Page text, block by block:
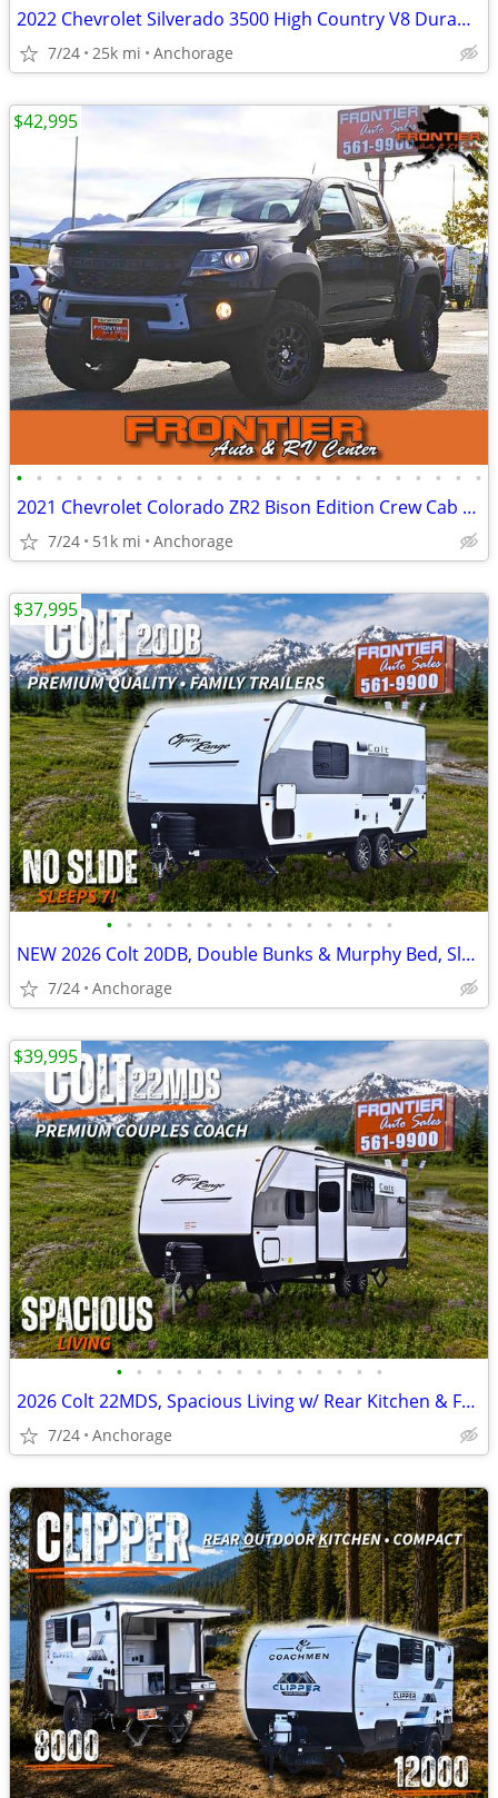
2022 Chevrolet Silverado 3500 High Country V8 Duramax Diesel 4X4 Chevy
7/24 25k mi Anchorage
• • • • • • • • • • • • • • • • • • • • • • • •
2021 Chevrolet Colorado ZR2 Bison Edition Crew Cab 5Ft Bed 4X4 V6
7/24 51k mi Anchorage
$42,995
• • • • • • • • • • • • • • •
NEW 2026 Colt 20DB, Double Bunks & Murphy Bed, Sleeps 7
7/24 Anchorage
$37,995
• • • • • • • • • • • • • •
2026 Colt 22MDS, Spacious Living w/ Rear Kitchen & Full Bath
7/24 Anchorage
$39,995